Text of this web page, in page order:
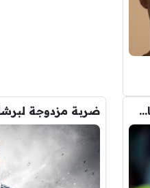
سوق انتقالات برشلونة حتى الآن .. 3 صفقات و 5 راحلين